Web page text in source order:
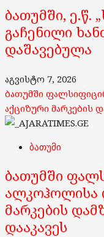
ბათუმში, ე.წ.
გაჩენილი
დაშავებულა
აგვისტო 7, 2026
ბათუმში
აქციზური მარკების
ბათუმი
ბათუმში
ალკოჰოლისა
მარკების
დააკავეს